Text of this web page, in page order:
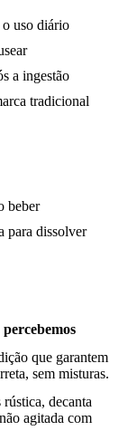
o uso diário
a ingestão
tradicional
beber
para dissolver
que garantem
sem misturas.
decanta
agitada com